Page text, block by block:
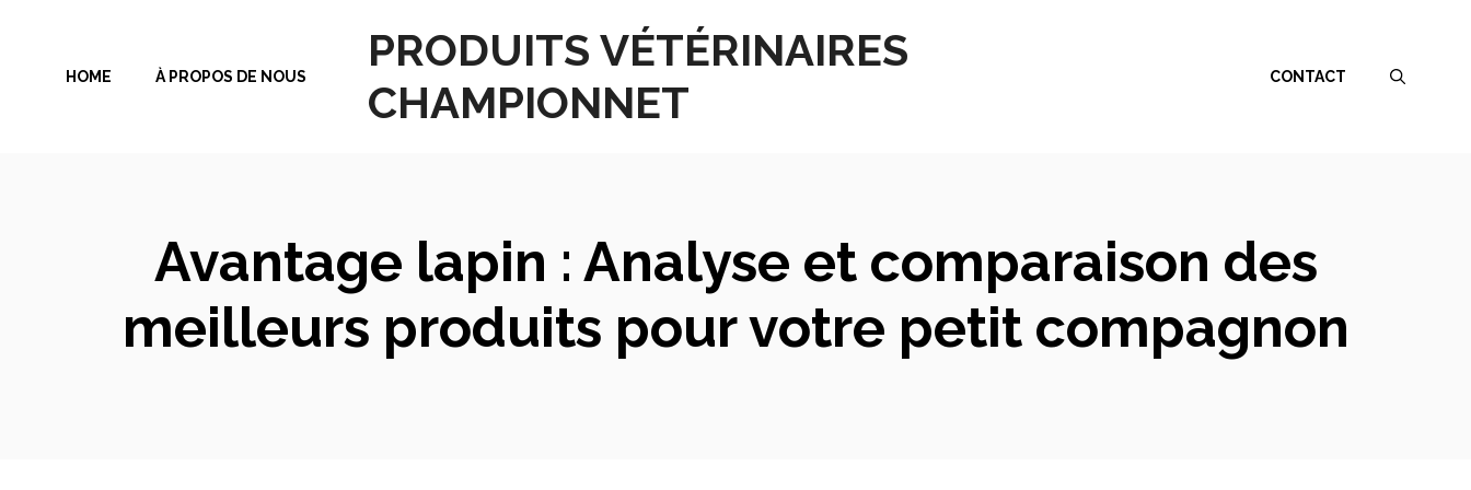
contenu
PRODUITS VÉTÉRINAIRES
CHAMPIONNET
HOME À PROPOS DE NOUS CONTACT
Avantage lapin : Analyse et comparaison des
meilleurs produits pour votre petit compagnon